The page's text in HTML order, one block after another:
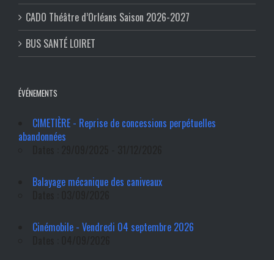
CADO Théâtre d’Orléans Saison 2026-2027
BUS SANTÉ LOIRET
ÉVÉNEMENTS
CIMETIÈRE - Reprise de concessions perpétuelles
abandonnées
Balayage mécanique des caniveaux
Cinémobile - Vendredi 04 septembre 2026